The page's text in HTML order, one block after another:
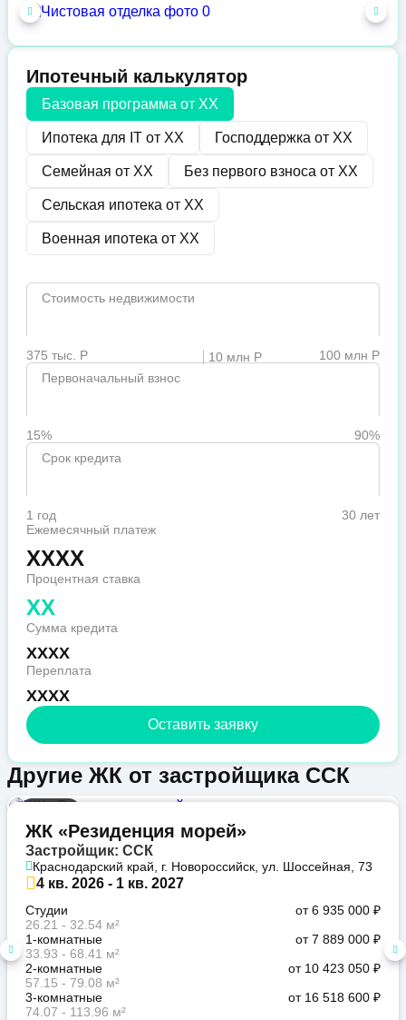
Ипотечный калькулятор
Базовая программа от XX
Ипотека для IT от XX Господдержка от XX
Семейная от XX Без первого взноса от XX
Сельская ипотека от XX
Военная ипотека от XX
Стоимость недвижимости
375 тыс. Р 10 млн Р
100 млн Р
Первоначальный взнос
15%
90%
Срок кредита
1 год
30 лет
Ежемесячный платеж
XXXX
Процентная ставка
XX
Сумма кредита
XXXX
Переплата
XXXX
Оставить заявку
Другие ЖК от застройщика ССК
ЖК «Резиденция морей»
Застройщик: ССК
Краснодарский край, г. Новороссийск, ул. Шоссейная, 73
4 кв. 2026 - 1 кв. 2027
Студии
26.21 - 32.54 м²
от 6 935 000 ₽
1-комнатные
33.93 - 68.41 м²
от 7 889 000 ₽
2-комнатные
57.15 - 79.08 м²
от 10 423 050 ₽
3-комнатные
74.07 - 113.96 м²
от 16 518 600 ₽